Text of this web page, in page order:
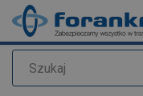
Szukaj
Dodano do zapytania